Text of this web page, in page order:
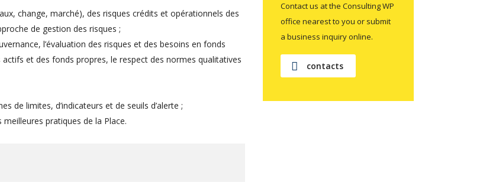
change, marché), des risques crédits et opérationnels des
de gestion des risques ;
l’évaluation des risques et des besoins en fonds
et des fonds propres, le respect des normes qualitatives
de limites, d’indicateurs et de seuils d’alerte ;
pratiques de la Place.
Contact us at the Consulting WP
office nearest to you or submit
a business inquiry online.
contacts